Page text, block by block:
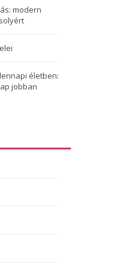
modern
életben:
jobban